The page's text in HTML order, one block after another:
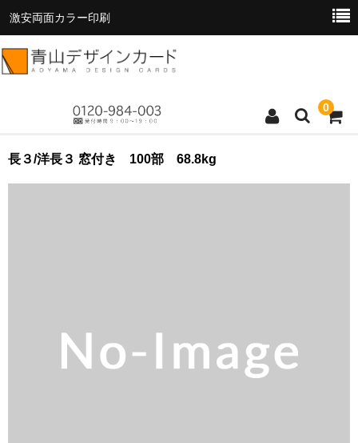
激安両面カラー印刷
0
トップページ
特定商取引に基づく表記
長３/洋長３ 窓付き 100部 68.8kg